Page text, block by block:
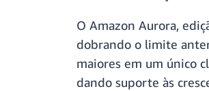
O Amazon Aurora,
dobrando o limite
maiores em um único
dando suporte às